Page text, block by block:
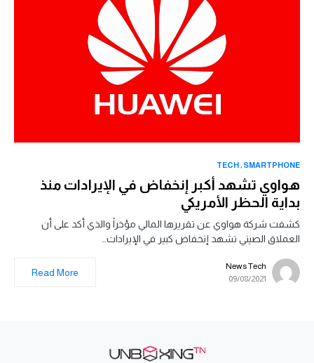
SMARTPHONE
TECH
هواوي تشهد أكبر إنخفاض في الإيرادات منذ
بداية الحظر الأمريكي
كشفت شركة هواوي عن تقريرها المالي مؤخراً والذي أكد على أن
العملاق الصيني تشهد إنخفاض كبير في الإيرادات…
News Tech
09/08/2021
Read More